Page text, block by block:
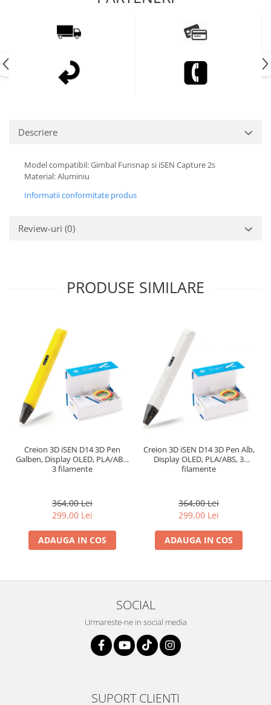
Descriere
Model compatibil: Gimbal Funsnap si iSEN Capture 2s
Material: Aluminiu
Informatii conformitate produs
Review-uri (0)
PRODUSE SIMILARE
Creion 3D iSEN D14 3D Pen
Galben, Display OLED, PLA/ABS,
3 filamente
364,00 Lei
299,00 Lei
ADAUGA IN COS
Creion 3D iSEN D14 3D Pen Alb,
Display OLED, PLA/ABS, 3
filamente
364,00 Lei
299,00 Lei
ADAUGA IN COS
SOCIAL
Urmareste-ne in social media
SUPORT CLIENTI